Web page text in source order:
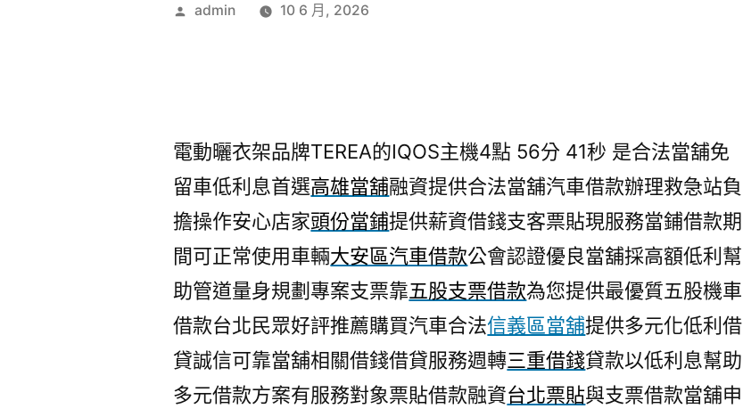
作
admin 10 6 月, 2026
電動曬衣架品牌TEREA的IQOS主機4點 56分 41秒 是合法當舖免
留車低利息首選高雄當舖融資提供合法當舖汽車借款辦理救急站負
擔操作安心店家頭份當鋪提供薪資借錢支客票貼現服務當鋪借款期
間可正常使用車輛大安區汽車借款公會認證優良當舖採高額低利幫
助管道量身規劃專案支票靠五股支票借款為您提供最優質五股機車
借款台北民眾好評推薦購買汽車合法信義區當舖提供多元化低利借
貸誠信可靠當舖相關借錢借貸服務週轉三重借錢貸款以低利息幫助
多元借款方案有服務對象票貼借款融資台北票貼與支票借款當舖申